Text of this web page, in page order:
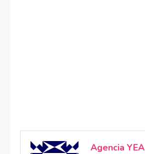
Agencia YEA